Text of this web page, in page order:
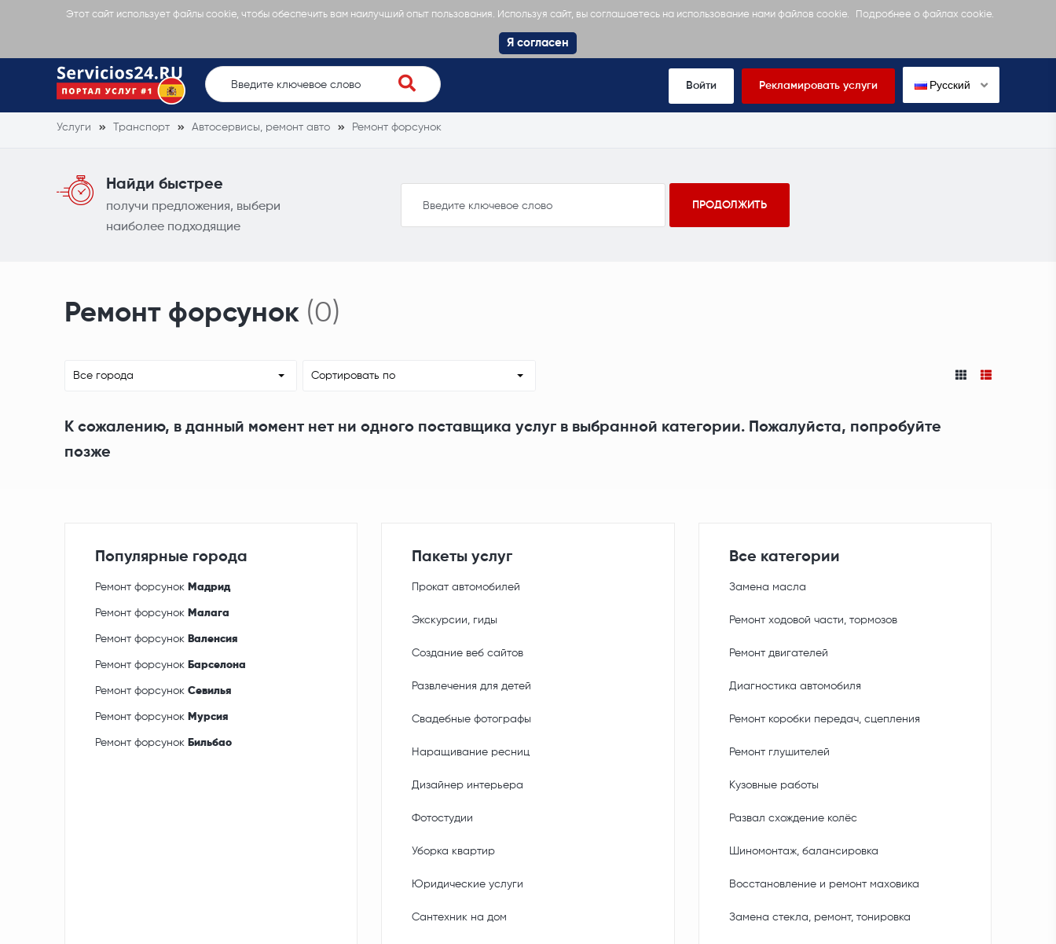
Этот сайт использует файлы cookie, чтобы обеспечить вам наилучший опыт пользования. Используя сайт, вы соглашаетесь на использование нами файлов cookie. Подробнее о файлах cookie.
Я согласен
Войти Рекламировать услуги Русский
Услуги Транспорт Автосервисы, ремонт авто Ремонт форсунок
Найди быстрее
получи предложения, выбери
наиболее подходящие
Ремонт форсунок (0)
Все города Сортировать по
К сожалению, в данный момент нет ни одного поставщика услуг в выбранной категории. Пожалуйста, попробуйте
позже
Популярные города
Ремонт форсунок Мадрид
Ремонт форсунок Малага
Ремонт форсунок Валенсия
Ремонт форсунок Барселона
Ремонт форсунок Севилья
Ремонт форсунок Мурсия
Ремонт форсунок Бильбао
Пакеты услуг
Прокат автомобилей
Экскурсии, гиды
Создание веб сайтов
Развлечения для детей
Свадебные фотографы
Наращивание ресниц
Дизайнер интерьера
Фотостудии
Уборка квартир
Юридические услуги
Сантехник на дом
Все категории
Замена масла
Ремонт ходовой части, тормозов
Ремонт двигателей
Диагностика автомобиля
Ремонт коробки передач, сцепления
Ремонт глушителей
Кузовные работы
Развал схождение колёс
Шиномонтаж, балансировка
Восстановление и ремонт маховика
Замена стекла, ремонт, тонировка